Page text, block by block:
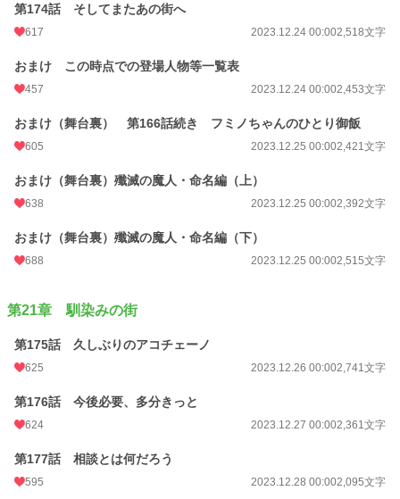
第174話 そしてまたあの街へ
617 2023.12.24 00:002,518文字
おまけ この時点での登場人物等一覧表
457 2023.12.24 00:002,453文字
おまけ（舞台裏） 第166話続き フミノちゃんのひとり御飯
605 2023.12.25 00:002,421文字
おまけ（舞台裏）殲滅の魔人・命名編（上）
638 2023.12.25 00:002,392文字
おまけ（舞台裏）殲滅の魔人・命名編（下）
688 2023.12.25 00:002,515文字
第21章 馴染みの街
第175話 久しぶりのアコチェーノ
625 2023.12.26 00:002,741文字
第176話 今後必要、多分きっと
624 2023.12.27 00:002,361文字
第177話 相談とは何だろう
595 2023.12.28 00:002,095文字